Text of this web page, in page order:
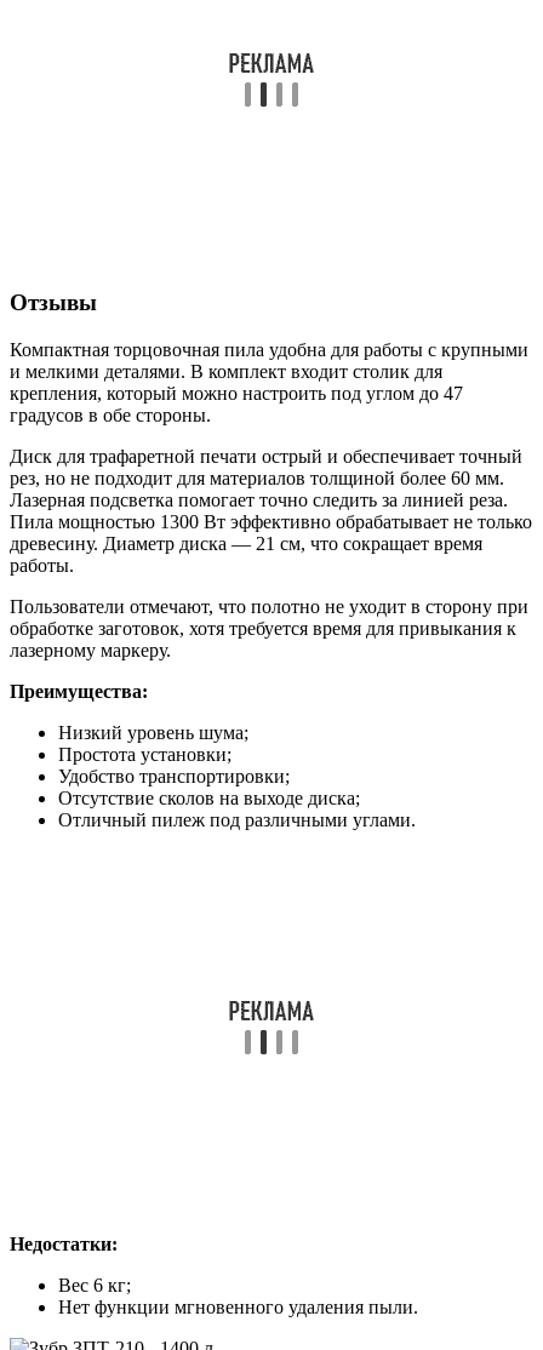
Отзывы
Компактная торцовочная пила удобна для работы с крупными
и мелкими деталями. В комплект входит столик для
крепления, который можно настроить под углом до 47
градусов в обе стороны.
Диск для трафаретной печати острый и обеспечивает точный
рез, но не подходит для материалов толщиной более 60 мм.
Лазерная подсветка помогает точно следить за линией реза.
Пила мощностью 1300 Вт эффективно обрабатывает не только
древесину. Диаметр диска — 21 см, что сокращает время
работы.
Пользователи отмечают, что полотно не уходит в сторону при
обработке заготовок, хотя требуется время для привыкания к
лазерному маркеру.
Преимущества:
Низкий уровень шума;
Простота установки;
Удобство транспортировки;
Отсутствие сколов на выходе диска;
Отличный пилеж под различными углами.
Недостатки:
Вес 6 кг;
Нет функции мгновенного удаления пыли.